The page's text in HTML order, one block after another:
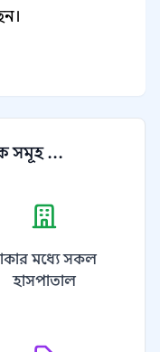
সমূহ ...
মধ্যে সকল
হাসপাতাল